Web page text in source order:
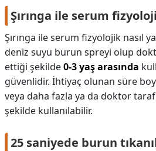
Şırınga ile serum
Şırınga ile serum fizyolojik nasıl
deniz suyu burun spreyi olup
ettiği şekilde0-3 yaş arasında
güvenlidir. İhtiyaç olunan süre
veya daha fazla ya da doktor
şekilde kullanılabilir.
25 saniyede burun